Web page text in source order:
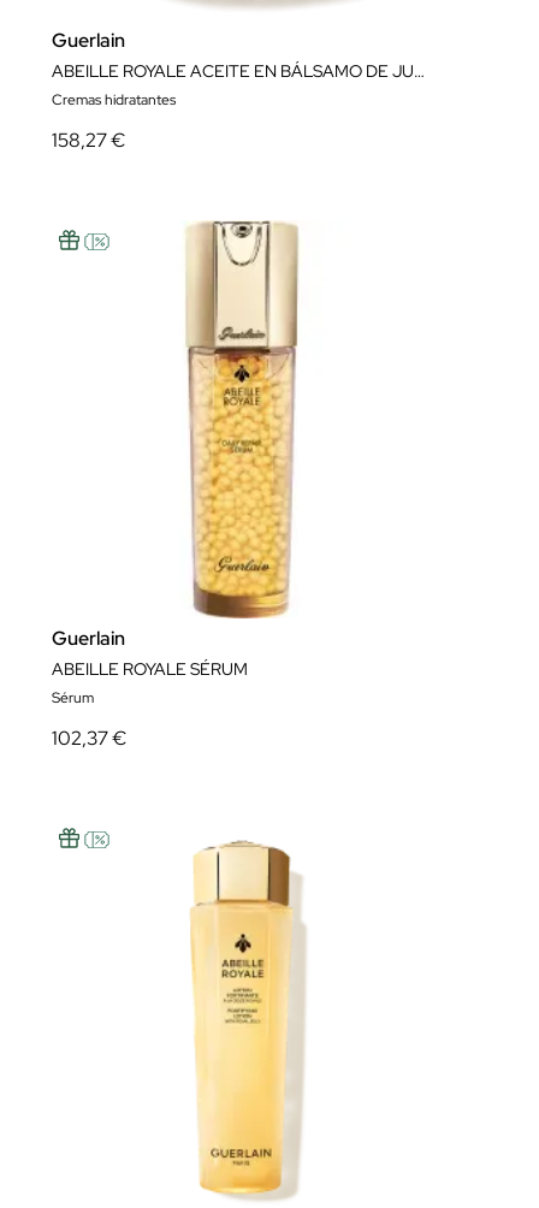
Guerlain
ABEILLE ROYALE ACEITE EN BÁLSAMO DE JUVENTUD REPARACIÓN INTENSA 80ML
Cremas hidratantes
158,27 €
Guerlain
ABEILLE ROYALE SÉRUM
Sérum
102,37 €